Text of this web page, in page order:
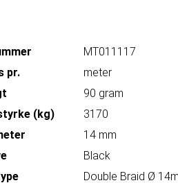
MT011117
pr.
meter
90 gram
(kg)
3170
14 mm
Black
Double Braid Ø